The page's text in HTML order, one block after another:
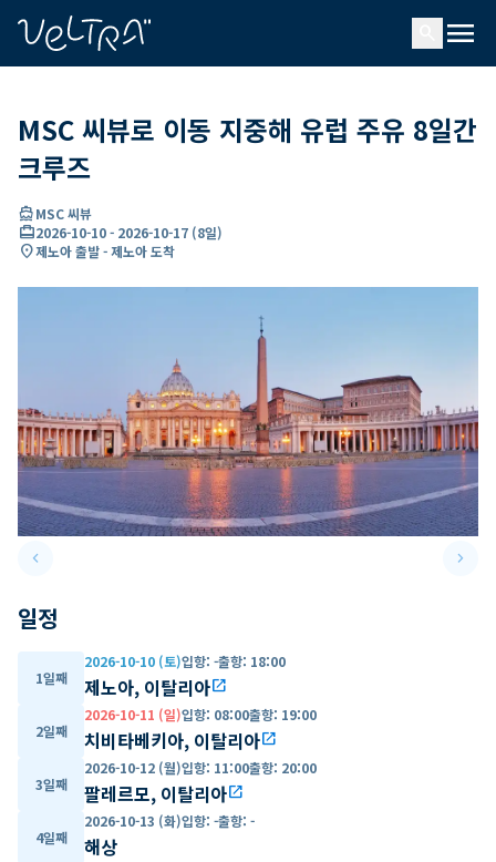
menu
MSC 씨뷰로 이동 지중해 유럽 주유 8일간
크루즈
directions_boatMSC 씨뷰
card_travel2026-10-10- 2026-10-17 (8일)
location_on제노아 출발 - 제노아 도착
keyboard_arrow_leftPrevious slide keyboard_arrow_right
일정
1일째
2026-10-10 (토)입항: -출항: 18:00
제노아, 이탈리아open_in_new
2일째
2026-10-11 (일)입항: 08:00출항: 19:00
치비타베키아, 이탈리아open_in_new
3일째
2026-10-12 (월)입항: 11:00출항: 20:00
팔레르모, 이탈리아open_in_new
4일째
2026-10-13 (화)입항: -출항: -
해상